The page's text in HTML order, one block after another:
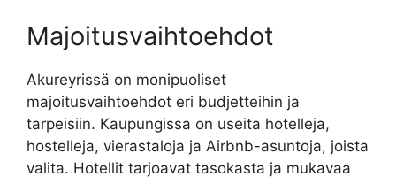
Majoitusvaihtoehdot
Akureyrissä on monipuoliset
majoitusvaihtoehdot eri budjetteihin ja
tarpeisiin. Kaupungissa on useita hotelleja,
hostelleja, vierastaloja ja Airbnb-asuntoja, joista
valita. Hotellit tarjoavat tasokasta ja mukavaa